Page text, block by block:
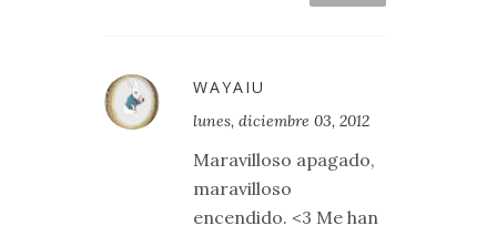
WAYAIU
lunes, diciembre 03, 2012
Maravilloso apagado,
maravilloso
encendido. <3 Me han